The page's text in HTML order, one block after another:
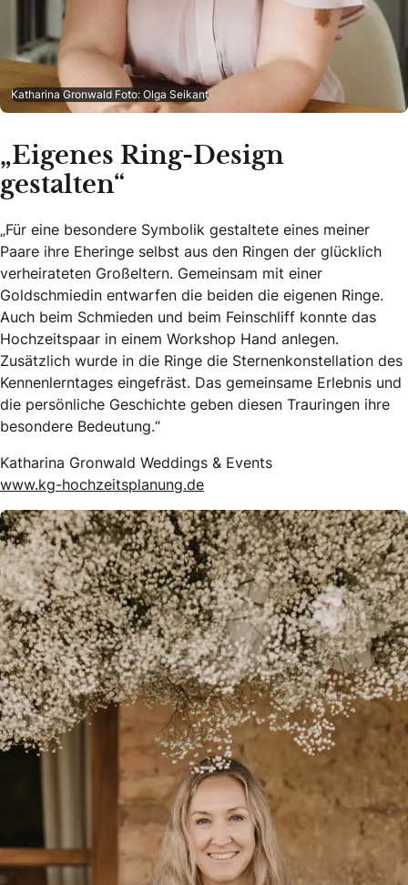
Katharina Gronwald Foto: Olga Seikant
„Eigenes Ring-Design
gestalten“
„Für eine besondere Symbolik gestaltete eines meiner
Paare ihre Eheringe selbst aus den Ringen der glücklich
verheirateten Großeltern. Gemeinsam mit einer
Goldschmiedin entwarfen die beiden die eigenen Ringe.
Auch beim Schmieden und beim Feinschliff konnte das
Hochzeitspaar in einem Workshop Hand anlegen.
Zusätzlich wurde in die Ringe die Sternenkonstellation des
Kennenlerntages eingefräst. Das gemeinsame Erlebnis und
die persönliche Geschichte geben diesen Trauringen ihre
besondere Bedeutung.“
Katharina Gronwald Weddings & Events
www.kg-hochzeitsplanung.de